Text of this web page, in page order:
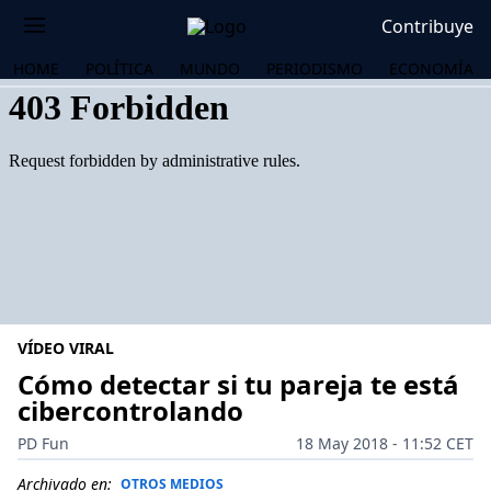
Contribuye
HOME POLÍTICA MUNDO PERIODISMO ECONOMÍA
VÍDEO VIRAL
Cómo detectar si tu pareja te está
cibercontrolando
PD Fun
18 May 2018 - 11:52 CET
Archivado en: OTROS MEDIOS